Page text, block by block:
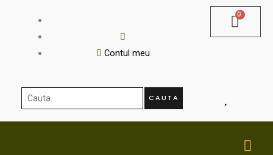
Contul meu
Cauta... CAUTA